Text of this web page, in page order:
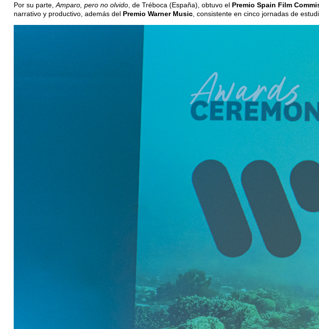
Por su parte, Amparo, pero no olvido , de Tréboca (España), obtuvo el Premio Spain Film
narrativo y productivo, además del Premio Warner Music , consistente en cinco jornadas de